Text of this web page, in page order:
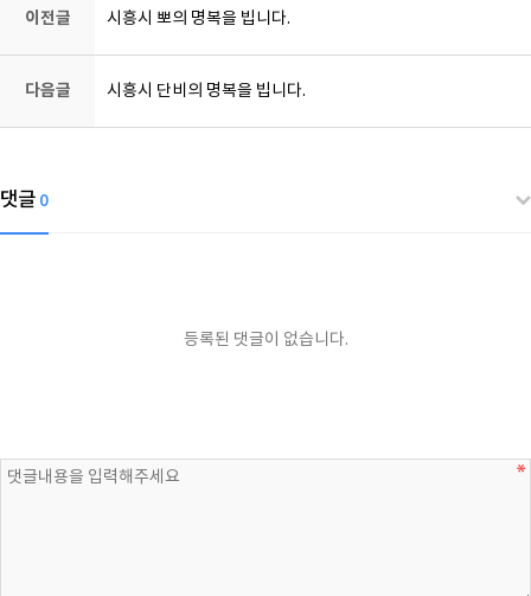
이전글 시흥시 뽀의 명복을 빕니다.
다음글 시흥시 단비의 명복을 빕니다.
댓글 0
등록된 댓글이 없습니다.